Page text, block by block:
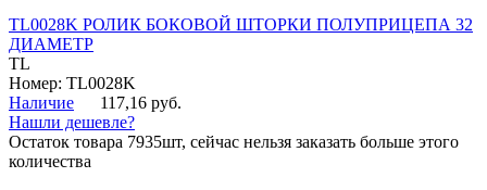
TL0028K РОЛИК БОКОВОЙ ШТОРКИ ПОЛУПРИЦЕПА 32
ДИАМЕТР
TL
Номер: TL0028K
Наличие
117,16 руб.
Нашли дешевле?
Остаток товара 7935шт, сейчас нельзя заказать больше этого
количества